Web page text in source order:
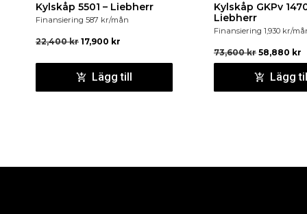
Kylskåp 5501 – Liebherr
Finansiering 587 kr/mån
22,400kr 17,900 kr
Lägg till
Kylskåp GKPv
Liebherr
Finansiering 1,930 kr/
73,600kr 58,880 kr
Lägg